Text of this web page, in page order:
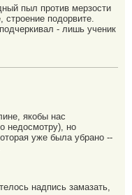
пыл против мерзости
подорвите.
- лишь ученик
якобы нас
недосмотру), но
уже была убрано --
надпись замазать,